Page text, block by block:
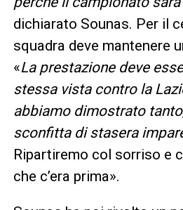
dichiarato Sounas. Per il
squadra deve mantenere
«La prestazione deve
stessa vista contro la
abbiamo dimostrato
sconfitta di stasera
Ripartiremo col sorriso e
che c’era prima».